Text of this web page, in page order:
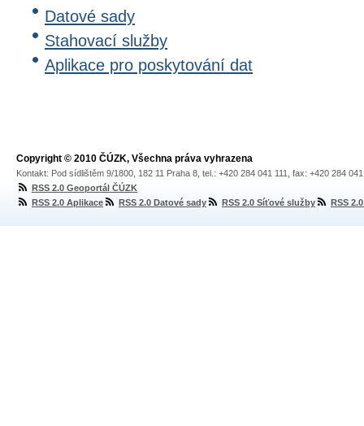
Datové sady
Stahovací služby
Aplikace pro poskytování dat
Copyright © 2010 ČÚZK, Všechna práva vyhrazena
Kontakt: Pod sídlištěm 9/1800, 182 11 Praha 8, tel.: +420 284 041 111, fax: +420 284
RSS 2.0 Geoportál ČÚZK
RSS 2.0 Aplikace
RSS 2.0 Datové sady RSS 2.0 Síťové služby RSS